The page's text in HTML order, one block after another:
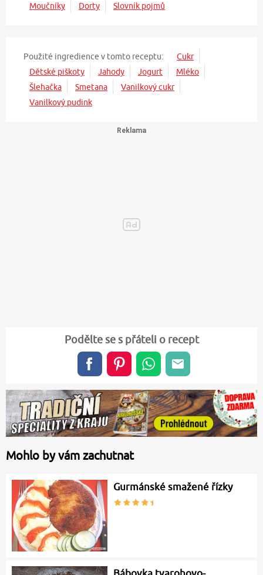
Moučníky Dorty Slovník pojmů
Použité ingredience v tomto receptu:
Cukr
Dětské piškoty
Jahody Jogurt
Mléko
Šlehačka
Smetana
Vanilkový cukr
Vanilkový pudink
Podělte se s přáteli o recept
Mohlo by vám zachutnat
Gurmánské smažené řízky